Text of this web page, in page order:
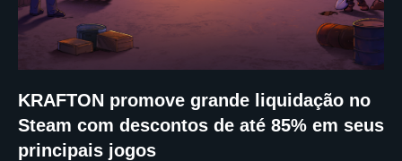
KRAFTON promove grande liquidação no
Steam com descontos de até 85% em seus
principais jogos